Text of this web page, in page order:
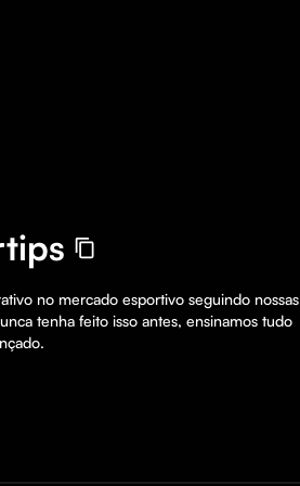
no mercado esportivo seguindo nossas
tenha feito isso antes, ensinamos tudo